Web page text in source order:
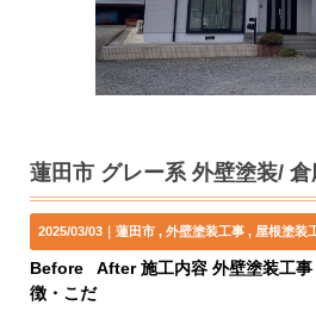
2025/03/03｜蓮田市 外壁塗装工事 屋根塗装
Before After 施工内容 外壁塗装工事
徴・こだ